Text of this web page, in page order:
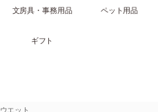
文房具・事務用品 ペット用品
ギフト
ウエット